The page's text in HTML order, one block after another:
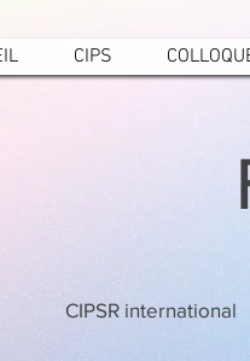
CIPS
CIPSR international